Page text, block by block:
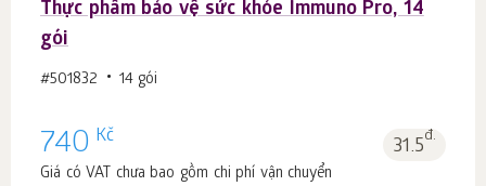
Thực phẩm bảo vệ sức khỏe Immuno Pro, 14
gói
#501832 14 gói
740 Kč 31.5đ.
Giá có VAT chưa bao gồm chi phí vận chuyển